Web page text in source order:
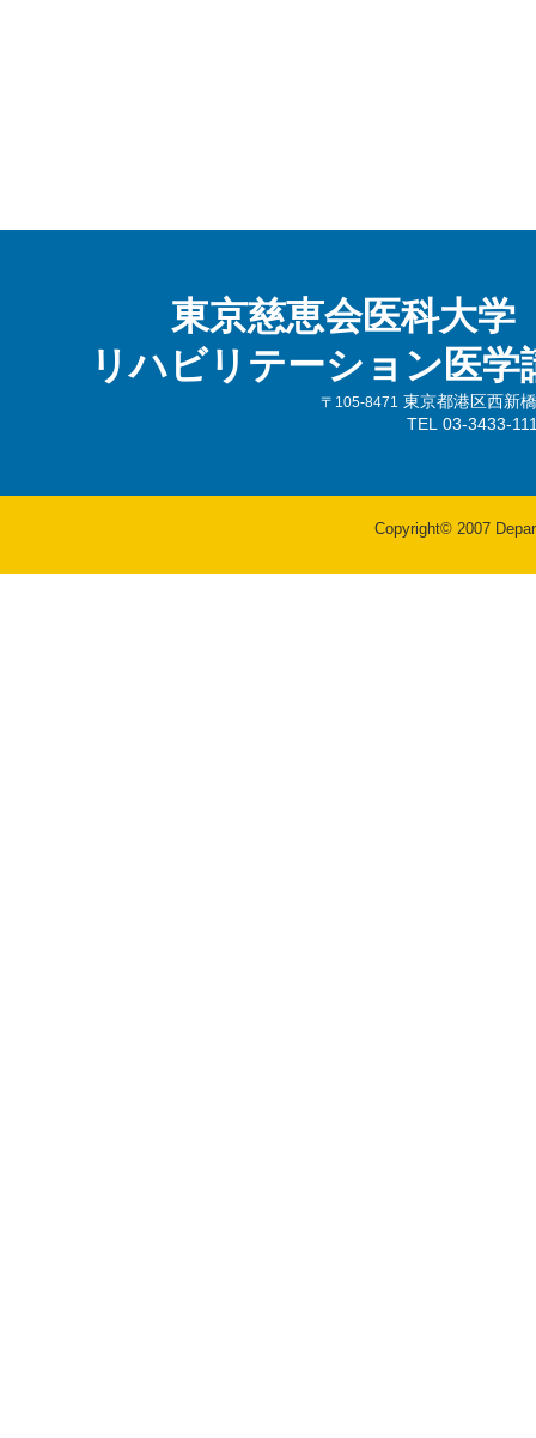
東京慈恵会医科大学
リハビリテーション医学
〒105-8471
東京都港区西新
TEL 03-3433-
Copyright© 2007